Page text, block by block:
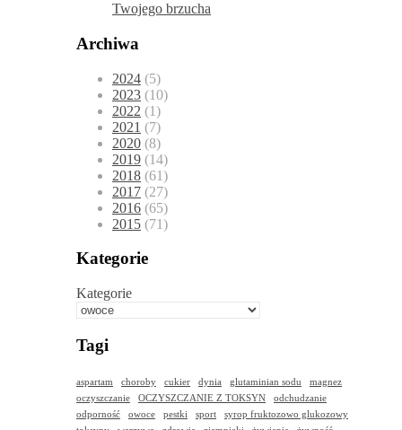
Twojego brzucha
Archiwa
2024 (5)
2023 (10)
2022 (1)
2021 (7)
2020 (8)
2019 (14)
2018 (61)
2017 (27)
2016 (65)
2015 (71)
Kategorie
Kategorie
Tagi
aspartam choroby cukier dynia glutaminian sodu
magnez
oczyszczanie
OCZYSZCZANIE Z TOKSYN
odchudzanie
odporność
owoce pestki sport
syrop fruktozowo glukozowy